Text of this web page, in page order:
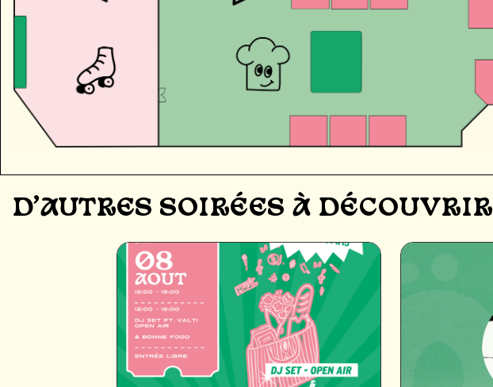
D'AUTRES SOIRÉES À DÉCOUVRIR